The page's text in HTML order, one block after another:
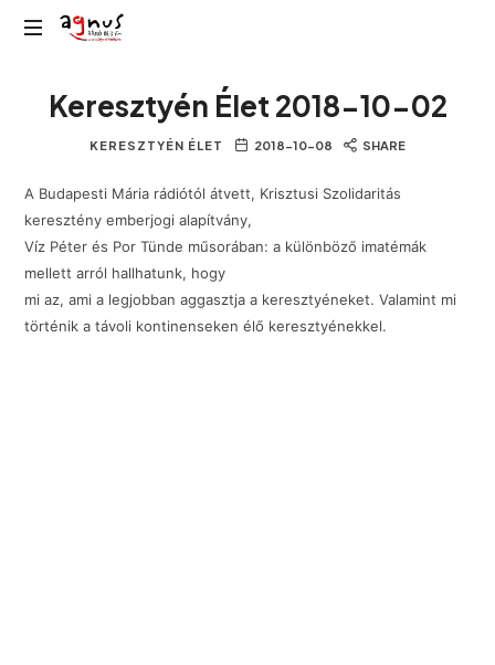
Agnus
közösségi
rádiója
Keresztyén Élet 2018-10-02
KERESZTYÉN ÉLET 2018-10-08 SHARE
A Budapesti Mária rádiótól átvett, Krisztusi Szolidaritás
keresztény emberjogi alapítvány,
Víz Péter és Por Tünde műsorában: a különböző imatémák
mellett arról hallhatunk, hogy
mi az, ami a legjobban aggasztja a keresztyéneket. Valamint mi
történik a távoli kontinenseken élő keresztyénekkel.